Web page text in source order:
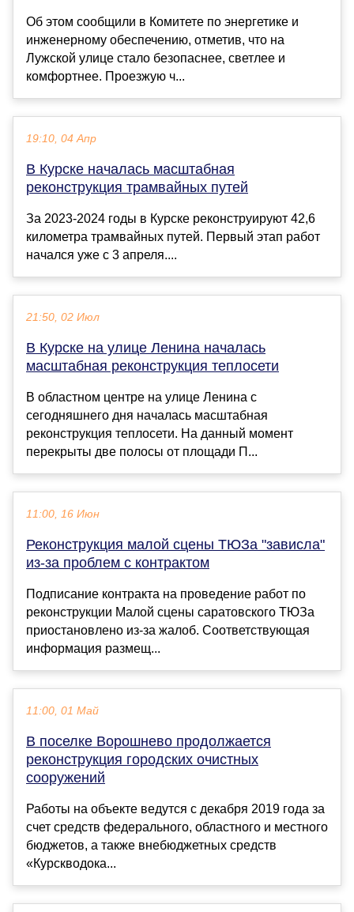
Об этом сообщили в Комитете по энергетике и
инженерному обеспечению, отметив, что на
Лужской улице стало безопаснее, светлее и
комфортнее. Проезжую ч...
19:10, 04 Апр
В Курске началась масштабная
реконструкция трамвайных путей
За 2023-2024 годы в Курске реконструируют 42,6
километра трамвайных путей. Первый этап работ
начался уже с 3 апреля....
21:50, 02 Июл
В Курске на улице Ленина началась
масштабная реконструкция теплосети
В областном центре на улице Ленина с
сегодняшнего дня началась масштабная
реконструкция теплосети. На данный момент
перекрыты две полосы от площади П...
11:00, 16 Июн
Реконструкция малой сцены ТЮЗа "зависла"
из-за проблем с контрактом
Подписание контракта на проведение работ по
реконструкции Малой сцены саратовского ТЮЗа
приостановлено из-за жалоб. Соответствующая
информация размещ...
11:00, 01 Май
В поселке Ворошнево продолжается
реконструкция городских очистных
сооружений
Работы на объекте ведутся с декабря 2019 года за
счет средств федерального, областного и местного
бюджетов, а также внебюджетных средств
«Курскводока...